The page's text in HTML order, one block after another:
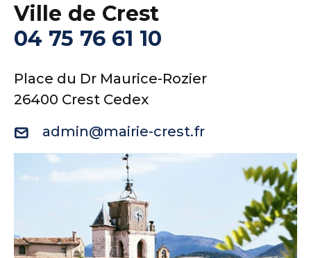
Ville de Crest
04 75 76 61 10
Place du Dr Maurice-Rozier
26400 Crest Cedex
admin@mairie-crest.fr